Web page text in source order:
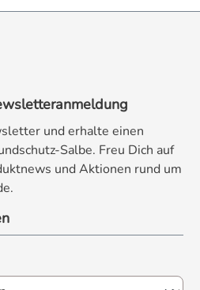
und erhalte einen
Salbe. Freu Dich auf
und Aktionen rund um